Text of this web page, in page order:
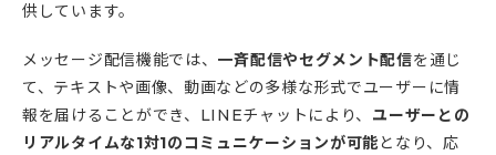
供しています。
メッセージ配信機能では、 一斉配信やセグメント配信を通じ
て、テキストや画像、動画などの多様な形式でユーザーに情
報を届けることができ、LINEチャットにより、 ユーザーとの
リアルタイムな1対1のコミュニケーションが可能となり、応